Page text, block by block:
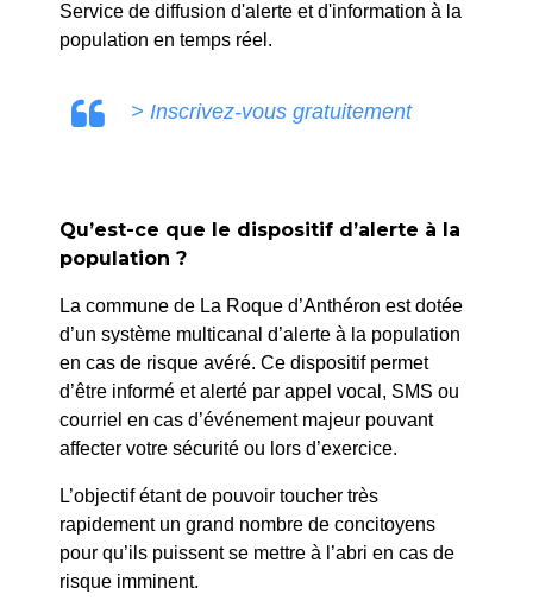
Service de diffusion d'alerte et d'information à la
population en temps réel.
> Inscrivez-vous gratuitement
Qu’est-ce que le dispositif d’alerte à la
population ?
La commune de La Roque d’Anthéron est dotée
d’un système multicanal d’alerte à la population
en cas de risque avéré. Ce dispositif permet
d’être informé et alerté par appel vocal, SMS ou
courriel en cas d’événement majeur pouvant
affecter votre sécurité ou lors d’exercice.
L’objectif étant de pouvoir toucher très
rapidement un grand nombre de concitoyens
pour qu’ils puissent se mettre à l’abri en cas de
risque imminent.